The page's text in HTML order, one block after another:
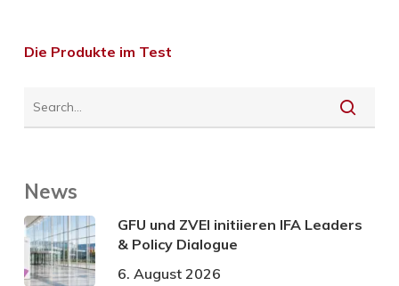
Die Produkte im Test
News
GFU und ZVEI initiieren IFA Leaders
& Policy Dialogue
6. August 2026